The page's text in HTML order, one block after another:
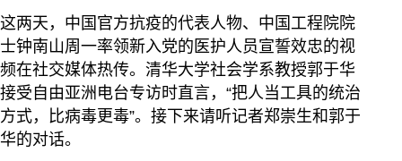
这两天，中国官方抗疫的代表人物、中国工程院院
士钟南山周一率领新入党的医护人员宣誓效忠的视
频在社交媒体热传。清华大学社会学系教授郭于华
接受自由亚洲电台专访时直言，“把人当工具的统治
方式，比病毒更毒”。接下来请听记者郑崇生和郭于
华的对话。